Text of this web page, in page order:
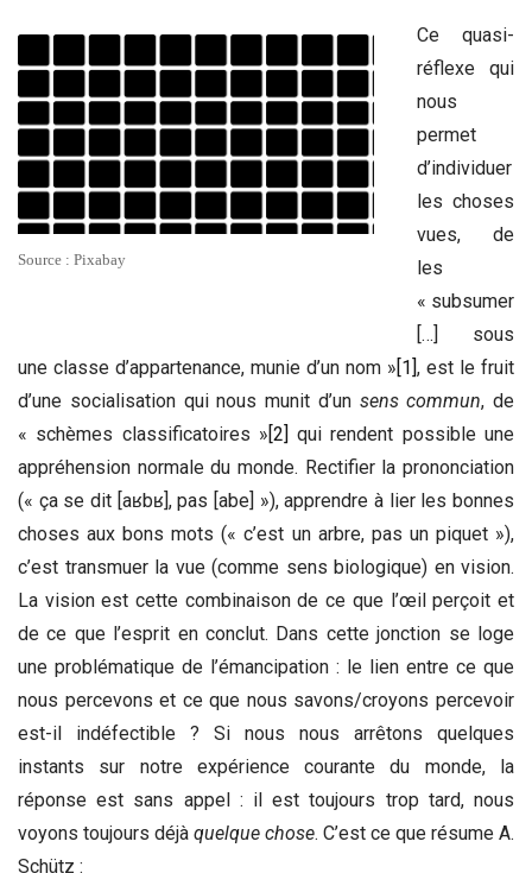
Source : Pixabay
Ce quasi-
réflexe qui
nous
permet
d’individuer
les choses
vues, de
les
« subsumer
[…] sous
une classe d’appartenance, munie d’un nom »[1], est le fruit
d’une socialisation qui nous munit d’un sens commun, de
« schèmes classificatoires »[2] qui rendent possible une
appréhension normale du monde. Rectifier la prononciation
(« ça se dit [aʁbʁ], pas [abe] »), apprendre à lier les bonnes
choses aux bons mots (« c’est un arbre, pas un piquet »),
c’est transmuer la vue (comme sens biologique) en vision.
La vision est cette combinaison de ce que l’œil perçoit et
de ce que l’esprit en conclut. Dans cette jonction se loge
une problématique de l’émancipation : le lien entre ce que
nous percevons et ce que nous savons/croyons percevoir
est-il indéfectible ? Si nous nous arrêtons quelques
instants sur notre expérience courante du monde, la
réponse est sans appel : il est toujours trop tard, nous
voyons toujours déjà quelque chose. C’est ce que résume A.
Schütz :